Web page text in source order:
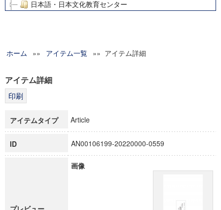
日本語・日本文化教育センター
グローバルリサーチインスティテュート
科学研究費補助金研究成果報告書
博士課程教育リーディングプログラム「超成熟社会発展のサ
ホーム »» アイテム一覧 »» アイテム詳細
アイテム詳細
アイテムタイプ Article
ID AN00106199-20220000-0559
画像